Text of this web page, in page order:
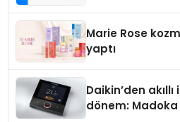
Marie Rose
yaptı
Daikin’den
dönem: Madoka